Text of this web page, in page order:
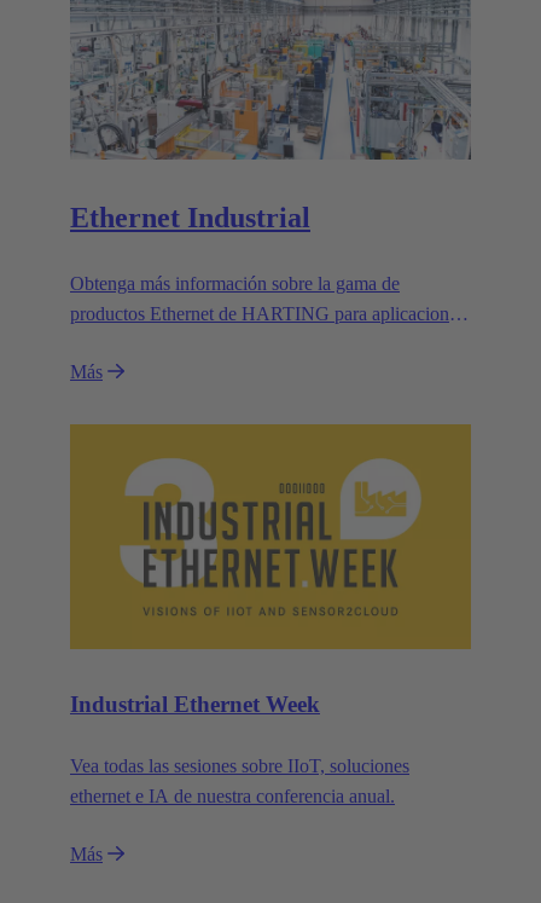
Ethernet Industrial
Obtenga más información sobre la gama de
productos Ethernet de HARTING para aplicaciones
Más
Industrial Ethernet Week
Vea todas las sesiones sobre IIoT, soluciones
ethernet e IA de nuestra conferencia anual.
Más